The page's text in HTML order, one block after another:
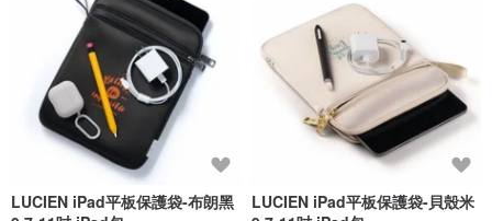
LUCIEN iPad平板保護袋-布朗黑
LUCIEN iPad平板保護袋-貝殼米